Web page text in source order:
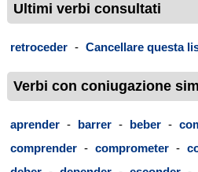
Ultimi verbi consultati
retroceder - Cancellare questa
Verbi con coniugazione
aprender - barrer - beber -
comprender - comprometer -